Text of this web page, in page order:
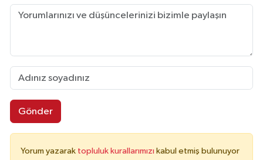
Gönder
Yorum yazarak topluluk kurallarımızı kabul etmiş bulunuyor